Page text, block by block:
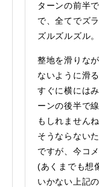
ターンの前半
で、全てでズラ
ズルズルズル。
整地を滑りな
ないように滑
すぐに横には
ーンの後半で
もしれませんね
そうならない
ですが、今コ
(あくまでも想
いかない上記